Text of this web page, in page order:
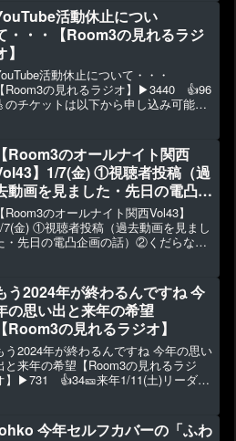
アクションしました。30代の蘭はほ
...
活動休止につい
・・・【Room3の見れるラジ
】
活動休止について・・・
【Room3の見れるラジオ】▶3440 👍96
のチケットは以下から申し込み可能！
売 ⇒ ◆視聴者投稿 ⇒ ◆出演依頼・お仕
事...
【Room3のオールナイト関西
】1/7(金) ①視聴者投稿（過
動画を見ました・先日の電凸企
画の話）②くだらない話（リーダ
が○○に似てる！）など約60分
【Room3のオールナイト関西Vol43】
7(金) ①視聴者投稿（過去動画を見まし
・先日の電凸企画の話）②くだらない
西Vol43】1/7(金) ①...
う2024年が終わるんですね 今
の思い出と来年の希望
【Room3の見れるラジオ】
う2024年が終わるんですね 今年の思い
と来年の希望【Room3の見れるラジ
】▶731 👍34🎫来年1/11(土)リーダー
視聴者投稿お待ちしてま...
今年セルフカバーの「ふわ